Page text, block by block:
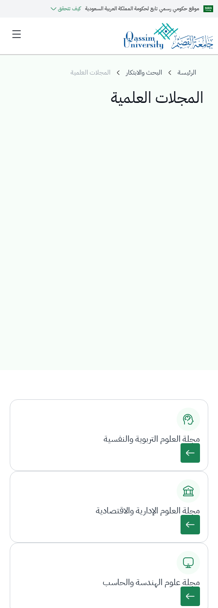
موقع حكومي رسمي تابع لحكومة المملكة العربية السعودية كيف تتحقق
الرئيسة البحث والابتكار المجلات العلمية
المجلات العلمية
مجلة العلوم التربوية والنفسية
مجلة العلوم الإدارية والاقتصادية
مجلة علوم الهندسة والحاسب